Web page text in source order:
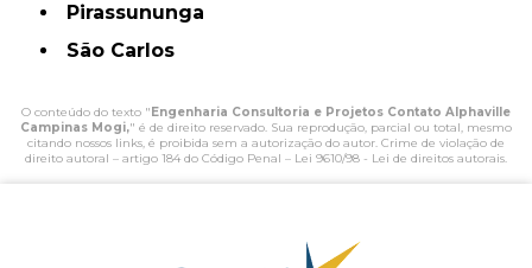
Pirassununga
São Carlos
O conteúdo do texto " Engenharia Consultoria e Projetos Contato Alphaville
Campinas Mogi," é de direito reservado. Sua reprodução, parcial ou total, mesmo
citando nossos links, é proibida sem a autorização do autor. Crime de violação de
direito autoral – artigo 184 do Código Penal – Lei 9610/98 - Lei de direitos autorais.